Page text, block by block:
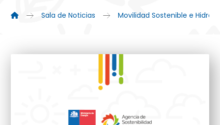
Sala de Noticias Movilidad Sostenible e